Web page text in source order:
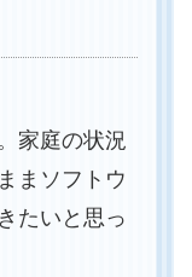
家庭の状況
まソフトウ
たいと思っ